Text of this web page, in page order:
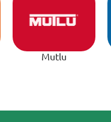
Mutlu